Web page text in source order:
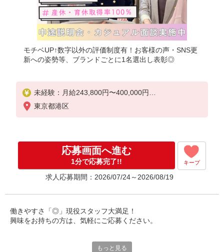
モチベUP↑数字以外の評価制度有！お客様の声・SNS更
新への姿勢等、ブランドごとに1名選出し表彰◎
未経験：月給243,800円〜400,000円
経験者（店長候補）：月給300,000円〜 ※試用期間
中は270,000円〜
※経験・能力考慮
※固定残業時間は1ヶ月あたり20時間、超過時は追加
で残業手当支給
※月3万円まで交通費支給
※試用期間（2〜3ヶ月）も同条件
【手当】固定残業手当／資格手当／店舗職制手当／
住宅手当（実家外かつ賃貸の場合のみ別途支給）※
試用期間明けから支給／特別手当
※手当の種類はエリアにより異なります。詳細は面
東京都港区
応募画面へ進む
1分で応募完了!! キープ
求人応募期間：2026/07/24～2026/08/19
働きやすさ「◎」現役スタッフ大満足！
興味をお持ちの方は、気軽にご応募ください。
もっと見る